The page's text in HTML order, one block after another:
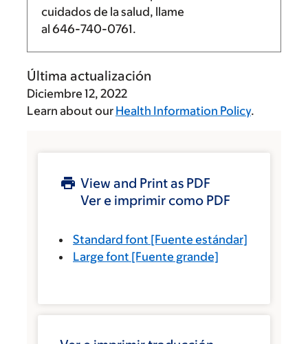
cuidados de la salud, llame
al 646-740-0761.
Última actualización
Diciembre 12, 2022
Learn about our Health Information Policy.
View and Print as PDF
Ver e imprimir como PDF
Standard font [Fuente estándar]
Large font [Fuente grande]